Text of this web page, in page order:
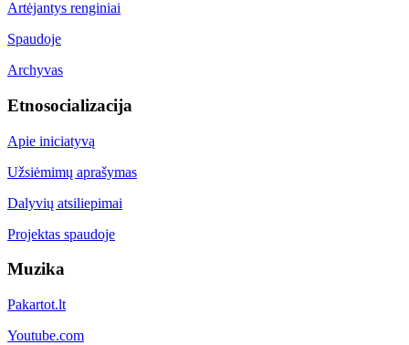
Artėjantys renginiai
Spaudoje
Archyvas
Etnosocializacija
Apie iniciatyvą
Užsiėmimų aprašymas
Dalyvių atsiliepimai
Projektas spaudoje
Muzika
Pakartot.lt
Youtube.com